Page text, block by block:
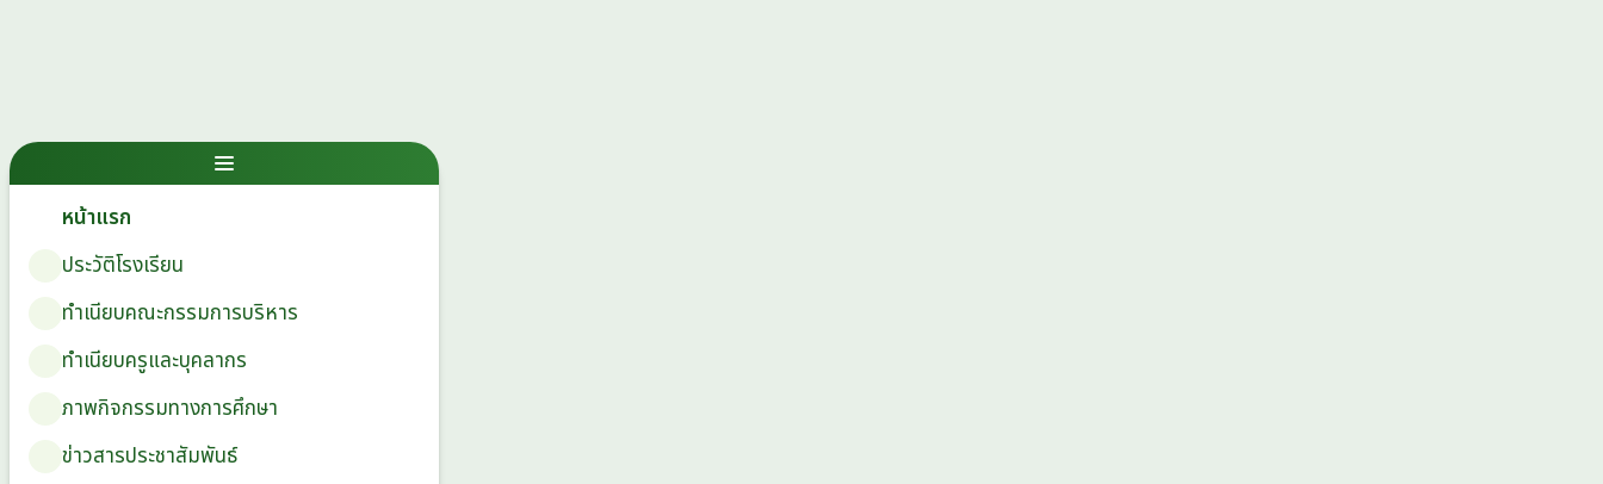
หน้าแรก
ประวัติโรงเรียน
ทำเนียบคณะกรรมการบริหาร
ทำเนียบครูและบุคลากร
ภาพกิจกรรมทางการศึกษา
ข่าวสารประชาสัมพันธ์